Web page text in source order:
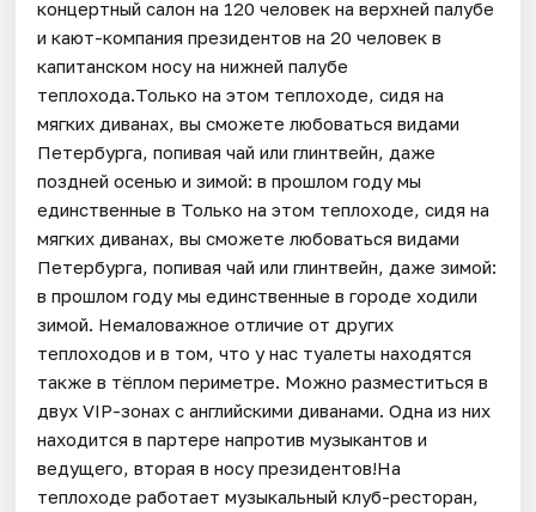
концертный салон на 120 человек на верхней палубе
и кают-компания президентов на 20 человек в
капитанском носу на нижней палубе
теплохода.Только на этом теплоходе, сидя на
мягких диванах, вы сможете любоваться видами
Петербурга, попивая чай или глинтвейн, даже
поздней осенью и зимой: в прошлом году мы
единственные в Только на этом теплоходе, сидя на
мягких диванах, вы сможете любоваться видами
Петербурга, попивая чай или глинтвейн, даже зимой:
в прошлом году мы единственные в городе ходили
зимой. Немаловажное отличие от других
теплоходов и в том, что у нас туалеты находятся
также в тёплом периметре. Можно разместиться в
двух VIP-зонах с английскими диванами. Одна из них
находится в партере напротив музыкантов и
ведущего, вторая в носу президентов!На
теплоходе работает музыкальный клуб-ресторан,